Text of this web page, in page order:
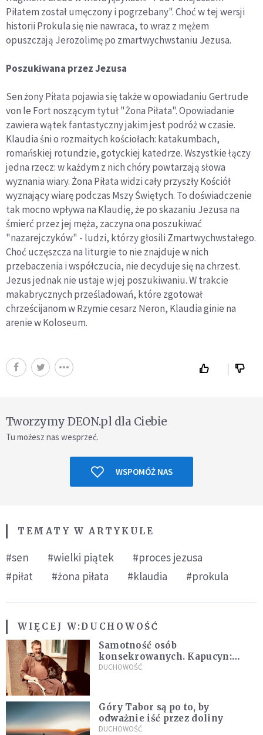
Piłatem został umęczony i pogrzebany". Choć w tej wersji
historii Prokula się nie nawraca, to wraz z mężem
opuszczają Jerozolimę po zmartwychwstaniu Jezusa.
Poszukiwana przez Jezusa
Sen żony Piłata pojawia się także w opowiadaniu Gertrude
von le Fort noszącym tytuł "Żona Piłata". Opowiadanie
zawiera wątek fantastyczny jakim jest podróż w czasie.
Klaudia śni o rozmaitych kościołach: katakumbach,
romańskiej rotundzie, gotyckiej katedrze. Wszystkie łączy
jedna rzecz: w każdym z nich chóry powtarzają słowa
wyznania wiary. Żona Piłata widzi cały przyszły Kościół
wyznający wiarę podczas Mszy Świętych. To doświadczenie
tak mocno wpływa na Klaudię, że po skazaniu Jezusa na
śmierć przez jej męża, zaczyna ona poszukiwać
"nazarejczyków" - ludzi, którzy głosili Zmartwychwstałego.
Choć uczęszcza na liturgie to nie znajduje w nich
przebaczenia i współczucia, nie decyduje się na chrzest.
Jezus jednak nie ustaje w jej poszukiwaniu. W trakcie
makabrycznych prześladowań, które zgotował
chrześcijanom w Rzymie cesarz Neron, Klaudia ginie na
arenie w Koloseum.
Tworzymy DEON.pl dla Ciebie
Tu możesz nas wesprzeć.
WSPOMÓŻ NAS
TEMATY W ARTYKULE
#sen #wielki piątek
#proces jezusa
#piłat
#żona piłata #klaudia #prokula
WIĘCEJ W:DUCHOWOŚĆ
Samotność osób
konsekrowanych. Kapucyn:
Życie w pojedynkę rzadko jest
DUCHOWOŚĆ
Góry Tabor są po to, by
odważnie iść przez doliny
DUCHOWOŚĆ